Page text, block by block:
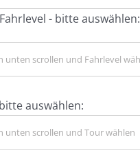
- bitte auswählen:
auswählen: